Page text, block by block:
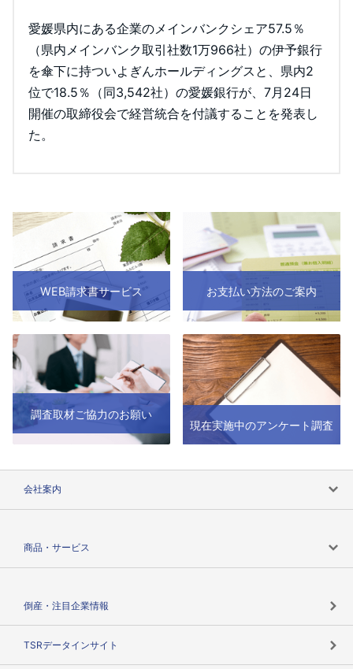
愛媛県内にある企業のメインバンクシェア57.5％
（県内メインバンク取引社数1万966社）の伊予銀行
を傘下に持ついよぎんホールディングスと、県内2
位で18.5％（同3,542社）の愛媛銀行が、7月24日
開催の取締役会で経営統合を付議することを発表し
た。
WEB請求書サービス お支払い方法のご案内
調査取材ご協力のお願い
現在実施中のアンケート調査
会社案内
商品・サービス
倒産・注目企業情報
TSRデータインサイト